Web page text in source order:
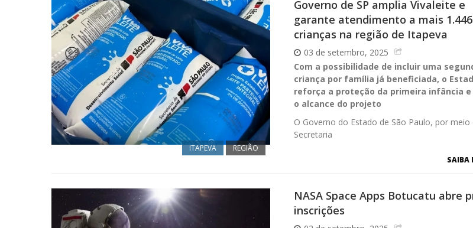
ITAPEVA REGIÃO
Governo de SP amplia Vivaleite e
garante atendimento a mais 1.446
crianças na região de Itapeva
03 de setembro, 2025
Com a possibilidade de incluir uma
criança por família já beneficiada, o
reforça a proteção da primeira infância e
o alcance do projeto
O Governo do Estado de São Paulo, por meio
Secretaria
SAIBA
NASA Space Apps Botucatu abre
inscrições